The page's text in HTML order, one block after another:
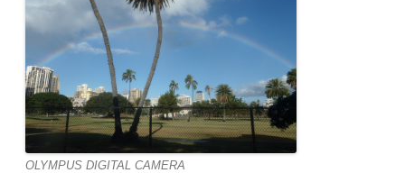
OLYMPUS DIGITAL CAMERA